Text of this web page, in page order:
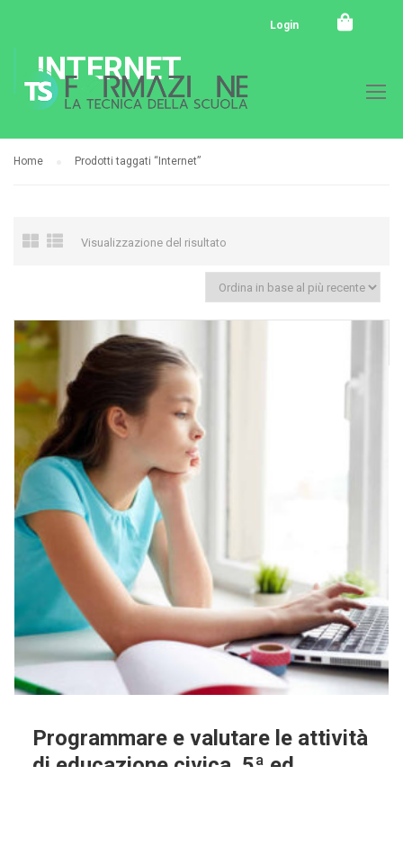
Login
INTERNET
Home Prodotti taggati “Internet”
Visualizzazione del risultato
Programmare e valutare le attività
di educazione civica. 5ª ed.